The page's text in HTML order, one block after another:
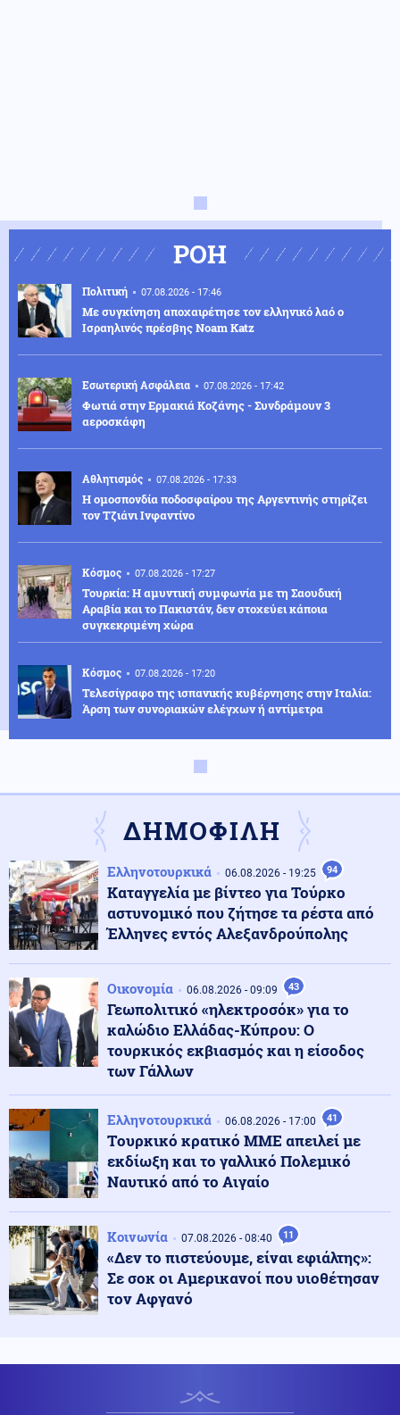
ΡΟΗ
Πολιτική 07.08.2026 - 17:46
Με συγκίνηση αποχαιρέτησε τον ελληνικό λαό ο
Ισραηλινός πρέσβης Noam Katz
Εσωτερική Ασφάλεια 07.08.2026 - 17:42
Φωτιά στην Ερμακιά Κοζάνης - Συνδράμουν 3
αεροσκάφη
Αθλητισμός 07.08.2026 - 17:33
Η ομοσπονδία ποδοσφαίρου της Αργεντινής στηρίζει
τον Τζιάνι Ινφαντίνο
Κόσμος 07.08.2026 - 17:27
Τουρκία: Η αμυντική συμφωνία με τη Σαουδική
Αραβία και το Πακιστάν, δεν στοχεύει κάποια
συγκεκριμένη χώρα
Κόσμος 07.08.2026 - 17:20
Τελεσίγραφο της ισπανικής κυβέρνησης στην Ιταλία:
Άρση των συνοριακών ελέγχων ή αντίμετρα
Κοινωνία
Πανεπιστήμιο Θεσσαλίας: Χρηματοδότηση ύψους 2,3
εκατ. ευρώ για τη φοιτητική στέγη
ΗΠΑ
Η Amazon προετοιμάζει τη συνέχεια του ντοκιμαντέρ
για την Μελάνια Τραμπ
Εσωτερική Ασφάλεια 07.08.2026 - 17:04
Φωτιά στο Μαρκόπουλο Αττικής
Κοινωνία 07.08.2026 - 16:52
Φωτιά στο Μονοπήγαδο Θεσσαλονίκης - Επιχειρούν 6
εναέρια
Κοινωνία 07.08.2026 - 16:36
Στο φουλ η έξοδος των εκδρομέων: Το αδιαχώρητο σε
λιμάνια και σταθμούς
την ενίσχυση της βιοασφάλειας
ΔΗΜΟΦΙΛΗ
Ελληνοτουρκικά 06.08.2026 - 19:25 94
Καταγγελία με βίντεο για Τούρκο
αστυνομικό που ζήτησε τα ρέστα από
Έλληνες εντός Αλεξανδρούπολης
Οικονομία 06.08.2026 - 09:09 43
Γεωπολιτικό «ηλεκτροσόκ» για το
καλώδιο Ελλάδας-Κύπρου: Ο
τουρκικός εκβιασμός και η είσοδος
των Γάλλων
Ελληνοτουρκικά 06.08.2026 - 17:00 41
Tουρκικό κρατικό ΜΜΕ απειλεί με
εκδίωξη και το γαλλικό Πολεμικό
Ναυτικό από το Αιγαίο
Κοινωνία 07.08.2026 - 08:40 11
«Δεν το πιστεύουμε, είναι εφιάλτης»:
Σε σοκ οι Αμερικανοί που υιοθέτησαν
τον Αφγανό